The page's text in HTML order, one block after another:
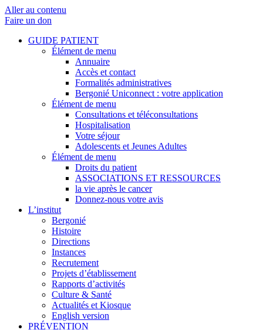
Aller au contenu
Faire un don
GUIDE PATIENT
Élément de menu
Annuaire
Accès et contact
Formalités administratives
Bergonié Uniconnect : votre application
Élément de menu
Consultations et téléconsultations
Hospitalisation
Votre séjour
Adolescents et Jeunes Adultes
Élément de menu
Droits du patient
ASSOCIATIONS ET RESSOURCES
la vie après le cancer
Donnez-nous votre avis
L’institut
Bergonié
Histoire
Directions
Instances
Recrutement
Projets d’établissement
Rapports d’activités
Culture & Santé
Actualités et Kiosque
English version
PRÉVENTION